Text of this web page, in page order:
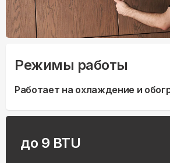
Режимы работы
Работает на охлаждение и
до 9 BTU